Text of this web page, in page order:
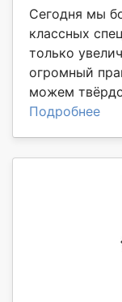
Сегодня мы
классных
только
огромный
можем
Подробнее